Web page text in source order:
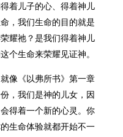
着儿子的心、得着神儿
，我们生命的目的就是
耀祂？是我们得着神儿
个生命来荣耀见证神。
像《以弗所书》第一章
，我们是神的儿女，因
得着一个新的心灵。你
生命体验就都开始不一